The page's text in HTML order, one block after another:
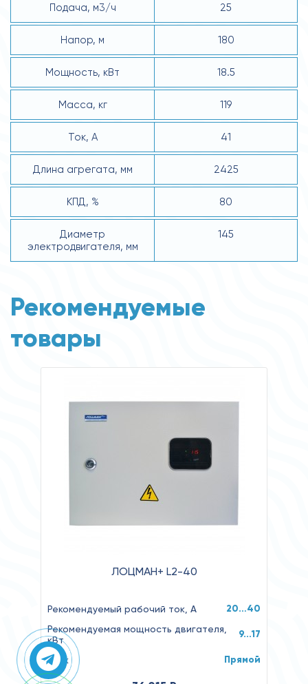
Подача, м3/ч 25
Напор, м 180
Мощность, кВт 18.5
Масса, кг 119
Ток, А 41
Длина агрегата, мм 2425
КПД, % 80
Диаметр
электродвигателя, мм
145
Рекомендуемые
товары
ЛОЦМАН+ L2-40
Рекомендуемый рабочий ток, А 20…40
Рекомендуемая мощность двигателя,
кВт
9...17
Пуск Прямой